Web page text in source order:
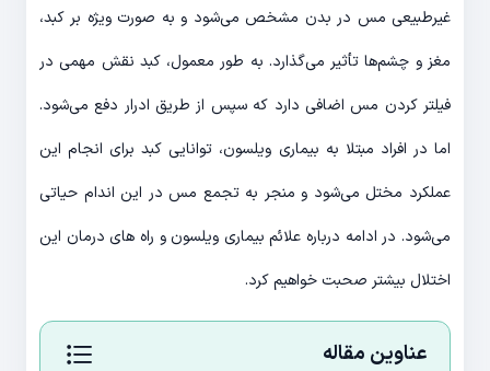
غیرطبیعی مس در بدن مشخص می‌شود و به صورت ویژه بر کبد،
مغز و چشم‌ها تأثیر می‌گذارد. به طور معمول، کبد نقش مهمی در
فیلتر کردن مس اضافی دارد که سپس از طریق ادرار دفع می‌شود.
اما در افراد مبتلا به بیماری ویلسون، توانایی کبد برای انجام این
عملکرد مختل می‌شود و منجر به تجمع مس در این اندام حیاتی
می‌شود. در ادامه درباره علائم بیماری ویلسون و راه های درمان این
اختلال بیشتر صحبت خواهیم کرد.
عناوین مقاله